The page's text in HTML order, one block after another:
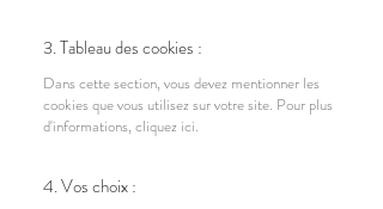
3. Tableau des cookies :
Dans cette section, vous devez mentionner les
cookies que vous utilisez sur votre site. Pour plus
d'informations, cliquez ici.
4. Vos choix :